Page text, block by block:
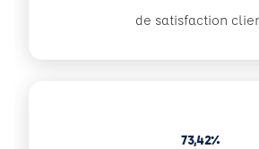
de satisfaction
73,42%